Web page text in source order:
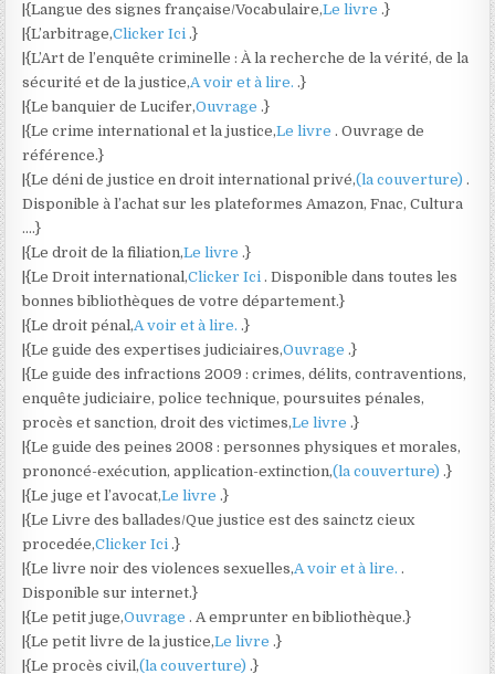
|{Langue des signes française/Vocabulaire,Le livre.}
|{L’arbitrage,Clicker Ici.}
|{L’Art de l’enquête criminelle : À la recherche de la vérité, de la
sécurité et de la justice,A voir et à lire..}
|{Le banquier de Lucifer,Ouvrage.}
|{Le crime international et la justice,Le livre. Ouvrage de
référence.}
|{Le déni de justice en droit international privé,(la couverture).
Disponible à l’achat sur les plateformes Amazon, Fnac, Cultura
….}
|{Le droit de la filiation,Le livre.}
|{Le Droit international,Clicker Ici. Disponible dans toutes les
bonnes bibliothèques de votre département.}
|{Le droit pénal,A voir et à lire..}
|{Le guide des expertises judiciaires,Ouvrage.}
|{Le guide des infractions 2009 : crimes, délits, contraventions,
enquête judiciaire, police technique, poursuites pénales,
procès et sanction, droit des victimes,Le livre.}
|{Le guide des peines 2008 : personnes physiques et morales,
prononcé-exécution, application-extinction,(la couverture).}
|{Le juge et l’avocat,Le livre.}
|{Le Livre des ballades/Que justice est des sainctz cieux
procedée,Clicker Ici.}
|{Le livre noir des violences sexuelles,A voir et à lire..
Disponible sur internet.}
|{Le petit juge,Ouvrage. A emprunter en bibliothèque.}
|{Le petit livre de la justice,Le livre.}
|{Le procès civil,(la couverture).}